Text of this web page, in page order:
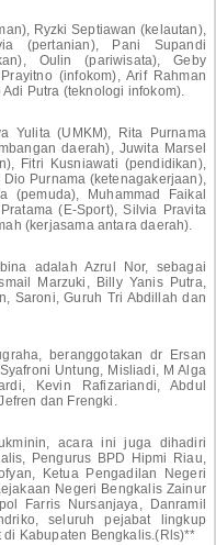
Ryzki Septiawan (kelautan),
(pertanian), Pani Supandi
Oulin (pariwisata), Geby
(infokom), Arif Rahman
Putra (teknologi infokom).
Yulita (UMKM), Rita Purnama
daerah), Juwita Marsel
Fitri Kusniawati (pendidikan),
Purnama (ketenagakerjaan),
(pemuda), Muhammad Faikal
(E-Sport), Silvia Pravita
(kerjasama antara daerah).
adalah Azrul Nor, sebagai
Marzuki, Billy Yanis Putra,
Saroni, Guruh Tri Abdillah dan
beranggotakan dr Ersan
Untung, Misliadi, M Alga
Kevin Rafizariandi, Abdul
dan Frengki.
acara ini juga dihadiri
Pengurus BPD Hipmi Riau,
Ketua Pengadilan Negeri
Negeri Bengkalis Zainur
Farris Nursanjaya, Danramil
seluruh pejabat lingkup
di Kabupaten Bengkalis.(Rls)**